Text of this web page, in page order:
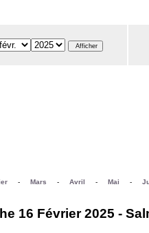
- Mars - Avril - Mai -
16 Février 2025 -